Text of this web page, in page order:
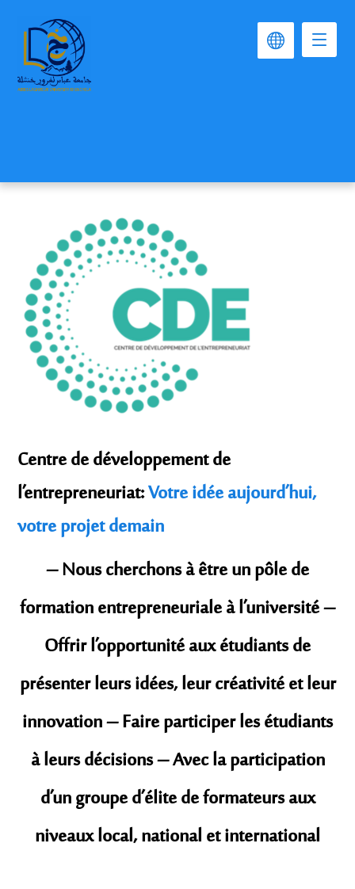
Centre de développement de
l’entrepreneuriat:Votre idée aujourd’hui,
votre projet demain
– Nous cherchons à être un pôle de
formation entrepreneuriale à l’université –
Offrir l’opportunité aux étudiants de
présenter leurs idées, leur créativité et leur
innovation – Faire participer les étudiants
à leurs décisions – Avec la participation
d’un groupe d’élite de formateurs aux
niveaux local, national et international